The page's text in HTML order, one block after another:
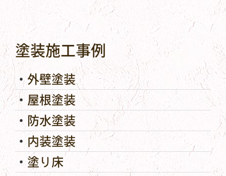
塗装施工事例
外壁塗装
屋根塗装
防水塗装
内装塗装
塗り床